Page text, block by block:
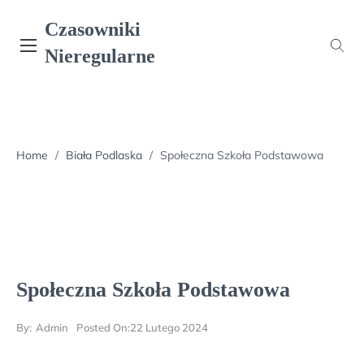
content
Czasowniki
Nieregularne
Home / Biała Podlaska / Społeczna Szkoła Podstawowa
Społeczna Szkoła Podstawowa
By: Admin Posted On:22 Lutego 2024